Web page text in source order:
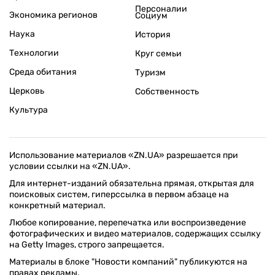
Экономика регионов
Персоналии
Наука
Технологии
Среда обитания
Церковь
Культура
Социум
История
Круг семьи
Туризм
Собственность
Использование материалов «ZN.UA» разрешается при
условии ссылки на «ZN.UA».
Для интернет-изданий обязательна прямая, открытая для
поисковых систем, гиперссылка в первом абзаце на
конкретный материал.
Любое копирование, перепечатка или воспроизведение
фотографических и видео материалов, содержащих ссылку
на Getty Images, строго запрещается.
Материалы в блоке "Новости компаний" публикуются на
правах рекламы.